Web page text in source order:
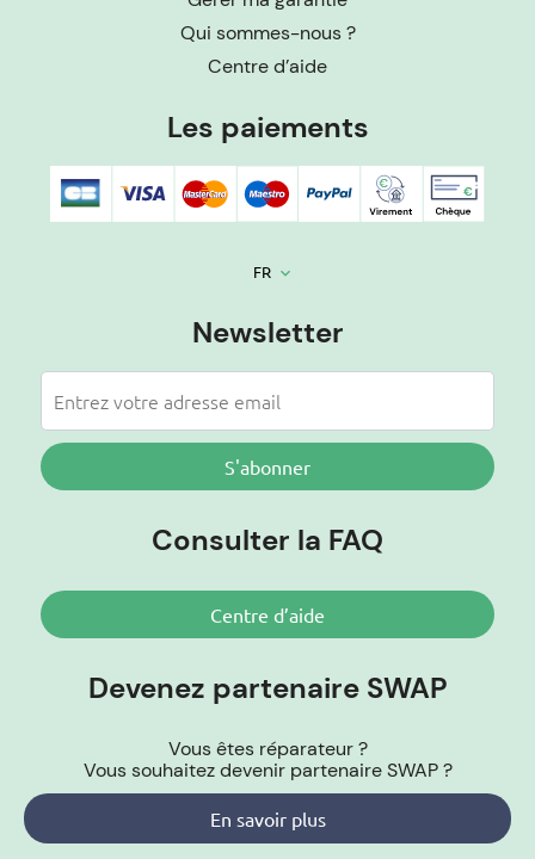
Qui sommes-nous ?
Centre d’aide
Les paiements
FR keyboard_arrow_down
Newsletter
S'abonner
Consulter la FAQ
Centre d’aide
Devenez partenaire SWAP
Vous êtes réparateur ?
Vous souhaitez devenir partenaire SWAP ?
En savoir plus